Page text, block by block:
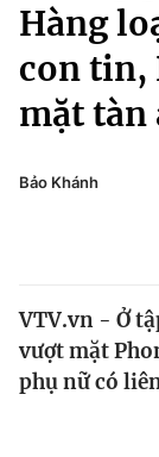
Chính trị
Xã hội
Tin tức
Thế giới đó đây
Kinh tế
Tài chính
Truyền
Văn hóa
Đời sống
Giáo dục
Hàng
con tin,
mặt tàn
Bảo Khánh
VTV.vn - Ở
vượt mặt
phụ nữ có